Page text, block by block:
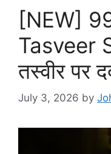
[NEW]
Tasveer
तस्वीर पर
July 3, 2026 by